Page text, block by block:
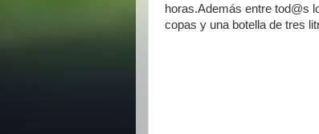
horas.Además entre tod@s
copas y una botella de tres